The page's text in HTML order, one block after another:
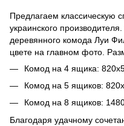
Предлагаем классическую
украинского
деревянного комода Луи
цвете на главном фото.
Комод на 4 ящика:
Комод на 5 ящиков:
Комод на 8 ящиков:
Благодаря удачному